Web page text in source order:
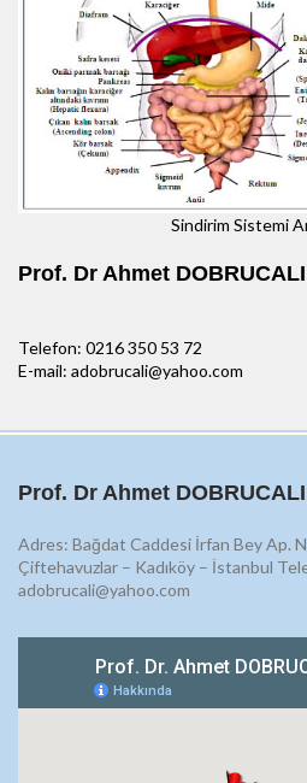
Sindirim Sistemi
Prof. Dr Ahmet DOBRUCALI
Telefon: 0216 350 53 72
E-mail: adobrucali@yahoo.com
Prof. Dr Ahmet DOBRUCALI
Adres: Bağdat Caddesi İrfan Bey Ap.
Çiftehavuzlar – Kadıköy – İstanbul
adobrucali@yahoo.com